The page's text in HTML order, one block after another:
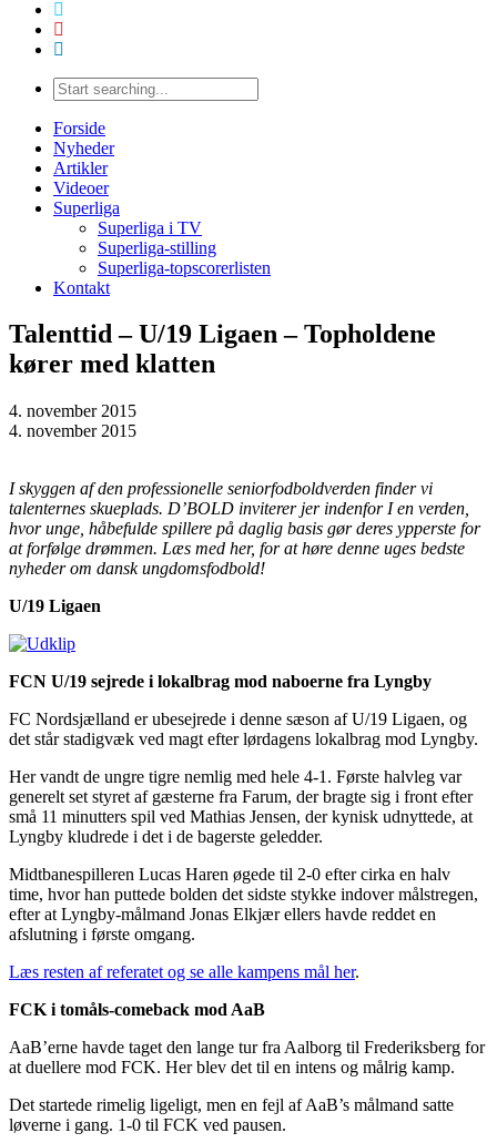
Forside
Nyheder
Artikler
Videoer
Superliga
Superliga i TV
Superliga-stilling
Superliga-topscorerlisten
Kontakt
Talenttid – U/19 Ligaen – Topholdene
kører med klatten
4. november 2015
4. november 2015
I skyggen af den professionelle seniorfodboldverden finder vi
talenternes skueplads. D’BOLD inviterer jer indenfor I en verden,
hvor unge, håbefulde spillere på daglig basis gør deres ypperste for
at forfølge drømmen. Læs med her, for at høre denne uges bedste
nyheder om dansk ungdomsfodbold!
U/19 Ligaen
FCN U/19 sejrede i lokalbrag mod naboerne fra Lyngby
FC Nordsjælland er ubesejrede i denne sæson af U/19 Ligaen, og
det står stadigvæk ved magt efter lørdagens lokalbrag mod Lyngby.
Her vandt de ungre tigre nemlig med hele 4-1. Første halvleg var
generelt set styret af gæsterne fra Farum, der bragte sig i front efter
små 11 minutters spil ved Mathias Jensen, der kynisk udnyttede, at
Lyngby kludrede i det i de bagerste geledder.
Midtbanespilleren Lucas Haren øgede til 2-0 efter cirka en halv
time, hvor han puttede bolden det sidste stykke indover målstregen,
efter at Lyngby-målmand Jonas Elkjær ellers havde reddet en
afslutning i første omgang.
Læs resten af referatet og se alle kampens mål her.
FCK i tomåls-comeback mod AaB
AaB’erne havde taget den lange tur fra Aalborg til Frederiksberg for
at duellere mod FCK. Her blev det til en intens og målrig kamp.
Det startede rimelig ligeligt, men en fejl af AaB’s målmand satte
løverne i gang. 1-0 til FCK ved pausen.